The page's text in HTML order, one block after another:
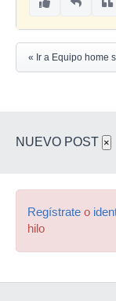
« Ir a Equipo home
NUEVO POST ×
Regístrate o
hilo